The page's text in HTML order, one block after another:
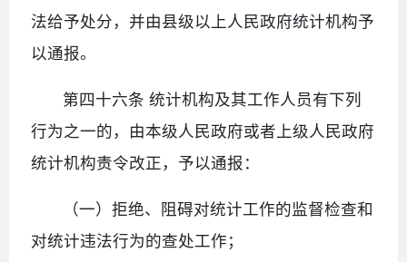
法给予处分，并由县级以上人民政府统计机构予
以通报。
第四十六条 统计机构及其工作人员有下列
行为之一的，由本级人民政府或者上级人民政府
统计机构责令改正，予以通报：
（一）拒绝、阻碍对统计工作的监督检查和
对统计违法行为的查处工作；